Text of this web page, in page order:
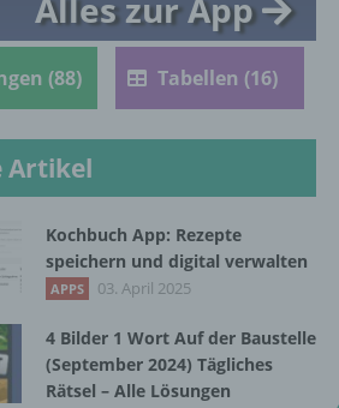
Alles zur App
(88) Tabellen (16)
Artikel
Kochbuch App: Rezepte
speichern und digital verwalten
APPS 03. April 2025
4 Bilder 1 Wort Auf der Baustelle
(September 2024) Tägliches
Rätsel – Alle Lösungen